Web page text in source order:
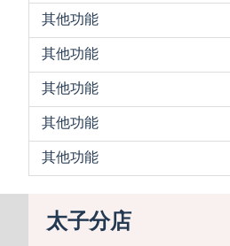
其他功能
其他功能
其他功能
其他功能
其他功能
太子分店